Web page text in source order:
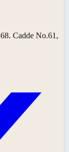
Cadde No.61,